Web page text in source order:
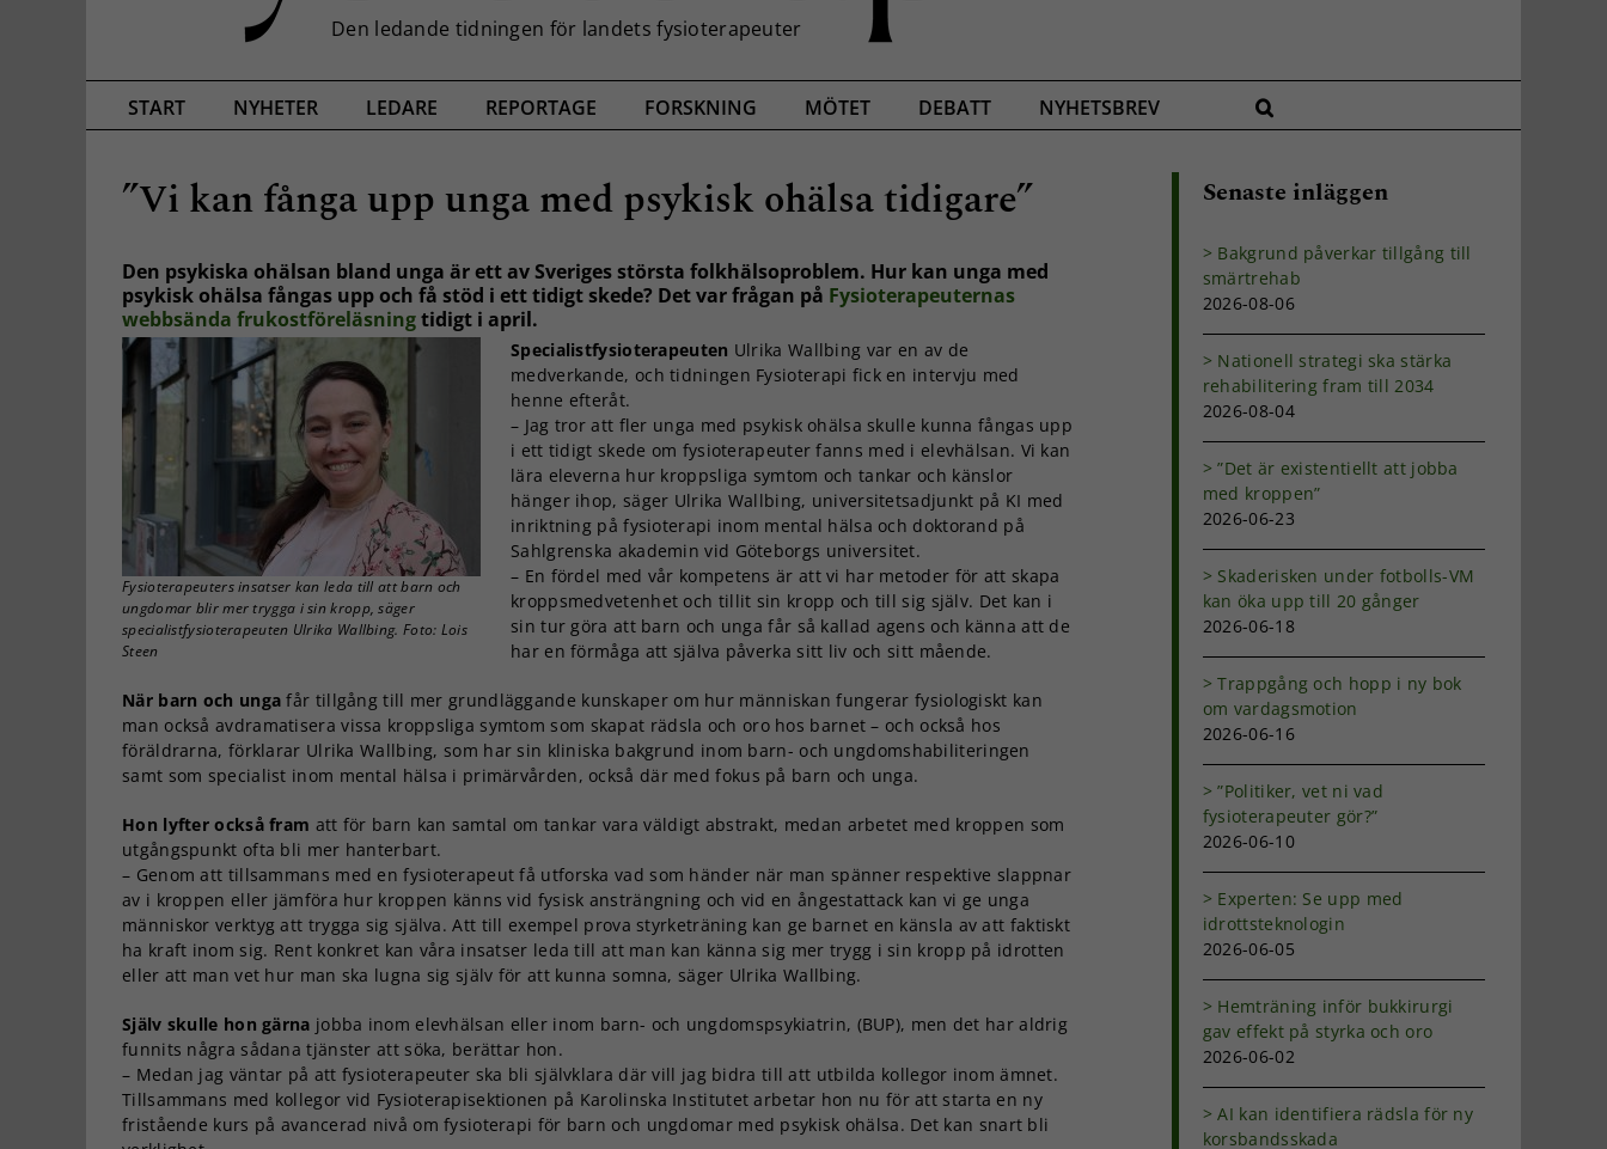
START NYHETER LEDARE REPORTAGE FORSKNING MÖTET DEBATT NYHETSBREV
”Vi kan fånga upp unga med psykisk ohälsa tidigare”
Den psykiska ohälsan bland unga är ett av Sveriges största folkhälsoproblem. Hur kan unga med
psykisk ohälsa fångas upp och få stöd i ett tidigt skede? Det var frågan på Fysioterapeuternas
webbsända frukostföreläsningtidigt i april.
Fysioterapeuters insatser kan leda till att barn och
ungdomar blir mer trygga i sin kropp, säger
specialistfysioterapeuten Ulrika Wallbing. Foto: Lois
Steen
Specialistfysioterapeuten Ulrika Wallbing var en av de
medverkande, och tidningen Fysioterapi fick en intervju med
henne efteråt.
– Jag tror att fler unga med psykisk ohälsa skulle kunna fångas upp
i ett tidigt skede om fysioterapeuter fanns med i elevhälsan. Vi kan
lära eleverna hur kroppsliga symtom och tankar och känslor
hänger ihop, säger Ulrika Wallbing, universitetsadjunkt på KI med
inriktning på fysioterapi inom mental hälsa och doktorand på
Sahlgrenska akademin vid Göteborgs universitet.
– En fördel med vår kompetens är att vi har metoder för att skapa
kroppsmedvetenhet och tillit sin kropp och till sig själv. Det kan i
sin tur göra att barn och unga får så kallad agens och känna att de
har en förmåga att själva påverka sitt liv och sitt mående.
När barn och ungafår tillgång till mer grundläggande kunskaper om hur människan fungerar fysiologiskt kan
man också avdramatisera vissa kroppsliga symtom som skapat rädsla och oro hos barnet – och också hos
föräldrarna, förklarar Ulrika Wallbing, som har sin kliniska bakgrund inom barn- och ungdomshabiliteringen
samt som specialist inom mental hälsa i primärvården, också där med fokus på barn och unga.
Hon lyfter också fram att för barn kan samtal om tankar vara väldigt abstrakt, medan arbetet med kroppen som
utgångspunkt ofta bli mer hanterbart.
– Genom att tillsammans med en fysioterapeut få utforska vad som händer när man spänner respektive slappnar
av i kroppen eller jämföra hur kroppen känns vid fysisk ansträngning och vid en ångestattack kan vi ge unga
människor verktyg att trygga sig själva. Att till exempel prova styrketräning kan ge barnet en känsla av att faktiskt
ha kraft inom sig. Rent konkret kan våra insatser leda till att man kan känna sig mer trygg i sin kropp på idrotten
eller att man vet hur man ska lugna sig själv för att kunna somna, säger Ulrika Wallbing.
Själv skulle hon gärna jobba inom elevhälsan eller inom barn- och ungdomspsykiatrin, (BUP), men det har aldrig
funnits några sådana tjänster att söka, berättar hon.
– Medan jag väntar på att fysioterapeuter ska bli självklara där vill jag bidra till att utbilda kollegor inom ämnet.
Tillsammans med kollegor vid Fysioterapisektionen på Karolinska Institutet arbetar hon nu för att starta en ny
fristående kurs på avancerad nivå om fysioterapi för barn och ungdomar med psykisk ohälsa. Det kan snart bli
Senaste inläggen
Bakgrund påverkar tillgång till
smärtrehab
2026-08-06
Nationell strategi ska stärka
rehabilitering fram till 2034
2026-08-04
”Det är existentiellt att jobba
med kroppen”
2026-06-23
Skaderisken under fotbolls-VM
kan öka upp till 20 gånger
2026-06-18
Trappgång och hopp i ny bok
om vardagsmotion
2026-06-16
”Politiker, vet ni vad
fysioterapeuter gör?”
2026-06-10
Experten: Se upp med
idrottsteknologin
2026-06-05
Hemträning inför bukkirurgi
gav effekt på styrka och oro
2026-06-02
AI kan identifiera rädsla för ny
korsbandsskada